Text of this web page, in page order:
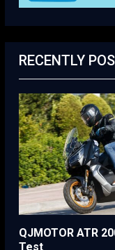
RECENTLY
QJMOTOR ATR
Test